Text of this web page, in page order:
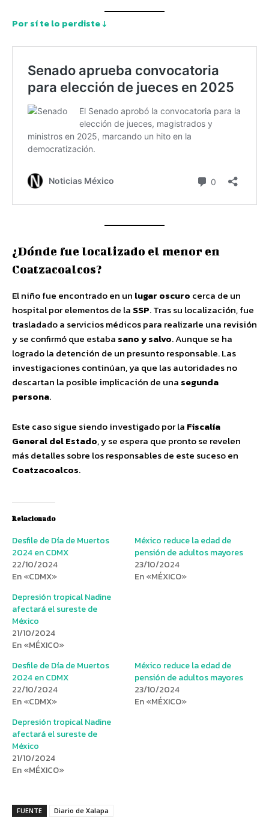
Por sí te lo perdiste ↓
¿Dónde fue localizado el menor en
Coatzacoalcos?
El niño fue encontrado en un lugar oscuro cerca de un
hospital por elementos de la SSP. Tras su localización, fue
trasladado a servicios médicos para realizarle una revisión
y se confirmó que estaba sano y salvo. Aunque se ha
logrado la detención de un presunto responsable. Las
investigaciones continúan, ya que las autoridades no
descartan la posible implicación de una segunda
persona.
Este caso sigue siendo investigado por la Fiscalía
General del Estado, y se espera que pronto se revelen
más detalles sobre los responsables de este suceso en
Coatzacoalcos.
Relacionado
Desfile de Día de Muertos
2024 en CDMX
22/10/2024
En «CDMX»
México reduce la edad de
pensión de adultos mayores
23/10/2024
En «MÉXICO»
Depresión tropical Nadine
afectará el sureste de
México
21/10/2024
En «MÉXICO»
Desfile de Día de Muertos
2024 en CDMX
22/10/2024
En «CDMX»
México reduce la edad de
pensión de adultos mayores
23/10/2024
En «MÉXICO»
Depresión tropical Nadine
afectará el sureste de
México
21/10/2024
En «MÉXICO»
FUENTE Diario de Xalapa